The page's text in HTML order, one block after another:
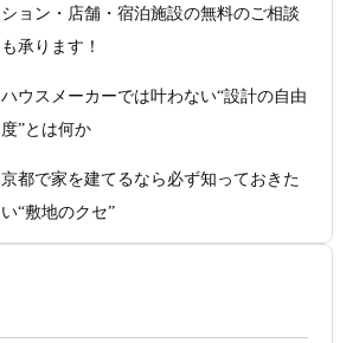
ション・店舗・宿泊施設の無料のご相談
も承ります！
ハウスメーカーでは叶わない“設計の自由
度”とは何か
京都で家を建てるなら必ず知っておきた
い“敷地のクセ”